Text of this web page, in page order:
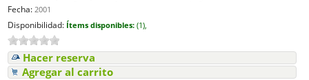
Fecha: 2001
Disponibilidad: Ítems disponibles: (1),
Hacer reserva
Agregar al carrito